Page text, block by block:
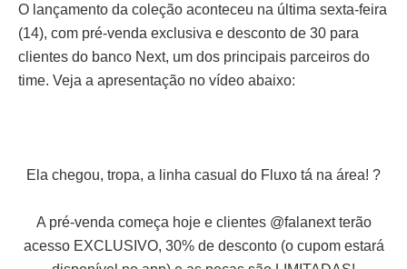
O lançamento da coleção aconteceu na última sexta-feira
(14), com pré-venda exclusiva e desconto de 30 para
clientes do banco Next, um dos principais parceiros do
time. Veja a apresentação no vídeo abaixo:
Ela chegou, tropa, a linha casual do Fluxo tá na área! ?
A pré-venda começa hoje e clientes @falanextterão
acesso EXCLUSIVO, 30% de desconto (o cupom estará